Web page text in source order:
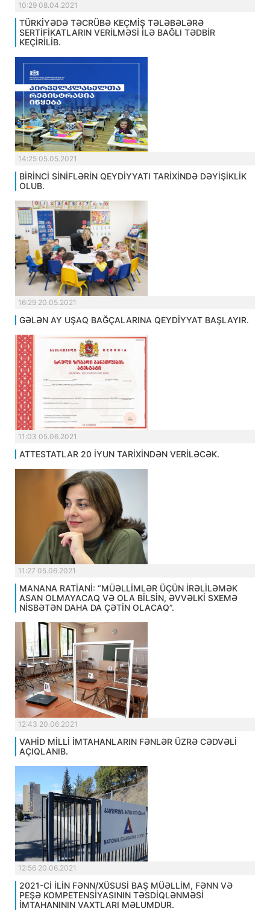
10:29 08.04.2021
TÜRKİYƏDƏ TƏCRÜBƏ KEÇMİŞ TƏLƏBƏLƏRƏ
SERTİFİKATLARIN VERİLMƏSİ İLƏ BAĞLI TƏDBİR
KEÇİRİLİB.
14:25 05.05.2021
BİRİNCİ SİNİFLƏRİN QEYDİYYATI TARİXİNDƏ DƏYİŞİKLİK
OLUB.
16:29 20.05.2021
GƏLƏN AY UŞAQ BAĞÇALARINA QEYDİYYAT BAŞLAYIR.
11:03 05.06.2021
ATTESTATLAR 20 İYUN TARİXİNDƏN VERİLƏCƏK.
11:27 05.06.2021
MANANA RATİANİ: “MÜƏLLİMLƏR ÜÇÜN İRƏLİLƏMƏK
ASAN OLMAYACAQ VƏ OLA BİLSİN, ƏVVƏLKİ SXEMƏ
NİSBƏTƏN DAHA DA ÇƏTİN OLACAQ”.
12:43 20.06.2021
VAHİD MİLLİ İMTAHANLARIN FƏNLƏR ÜZRƏ CƏDVƏLİ
AÇIQLANIB.
12:56 20.06.2021
2021-Cİ İLİN FƏNN/XÜSUSİ BAŞ MÜƏLLİM, FƏNN VƏ
PEŞƏ KOMPETENSİYASININ TƏSDİQLƏNMƏSİ
İMTAHANININ VAXTLARI MƏLUMDUR.